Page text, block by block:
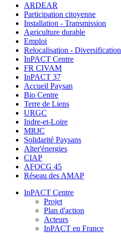
ARDEAR
Participation citoyenne
Installation - Transmission
Agriculture durable
Emploi
Relocalisation - Diversification
InPACT Centre
FR CIVAM
InPACT 37
Accueil Paysan
Bio Centre
Terre de Liens
URGC
Indre-et-Loire
MRJC
Solidarité Paysans
Alter'énergies
CIAP
AFOCG 45
Réseau des AMAP
InPACT Centre
Projet
Plan d'action
Acteurs
InPACT en France